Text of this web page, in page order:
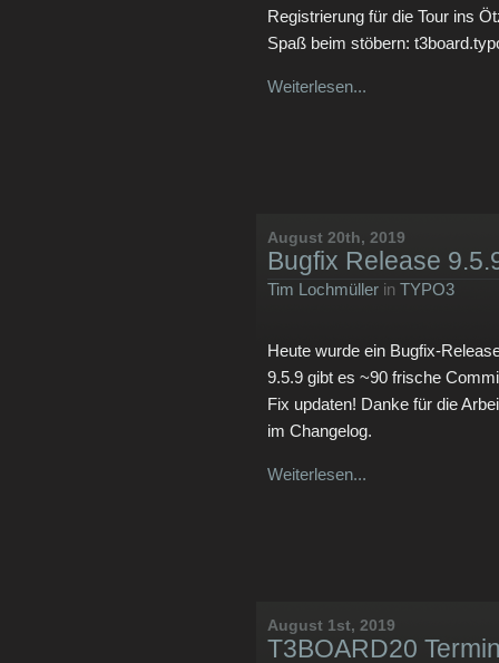
Registrierung für die Tour ins
Spaß beim stöbern:
Weiterlesen...
August 20th, 2019
Bugfix Release
Tim Lochmüller in TYPO3
Heute wurde ein Bugfix-
9.5.9 gibt es ~90 frische
Fix updaten! Danke für die
im Changelog.
Weiterlesen...
August 1st, 2019
T3BOARD20